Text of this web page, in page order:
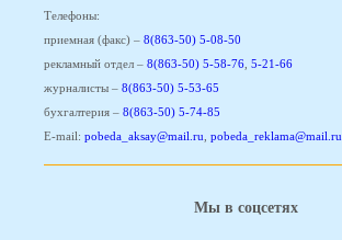
Телефоны:
приемная (факс) – 8(863-50) 5-08-50
рекламный отдел – 8(863-50) 5-58-76 5-21-66
журналисты – 8(863-50) 5-53-65
бухгалтерия – 8(863-50) 5-74-85
E-mail: pobeda_aksay@mail.ru pobeda_reklama@mail.ru
Мы в соцсетях